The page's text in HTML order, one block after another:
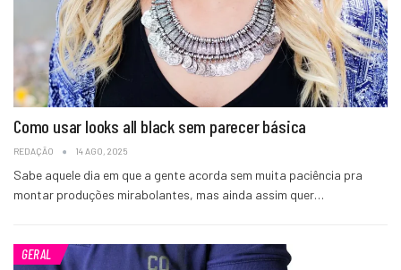
Como usar looks all black sem parecer básica
REDAÇÃO 14 AGO, 2025
Sabe aquele dia em que a gente acorda sem muita paciência pra
montar produções mirabolantes, mas ainda assim quer…
GERAL